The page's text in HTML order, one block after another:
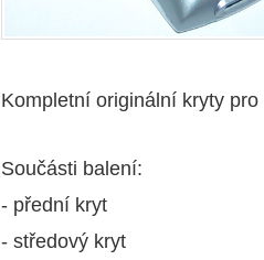
Kompletní originální kryty pro
Součásti balení:
- přední kryt
- středový kryt